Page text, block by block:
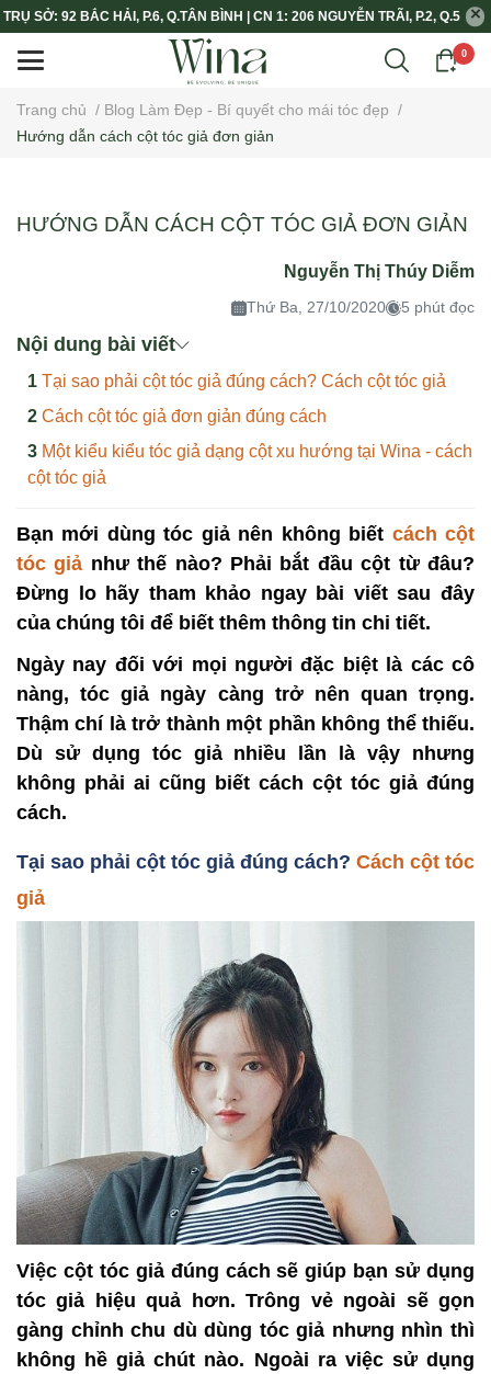
TRỤ SỞ: 92 BẮC HẢI, P.6, Q.TÂN BÌNH | CN 1: 206 NGUYỄN TRÃI, P.2, Q.5
0
Trang chủ / Blog Làm Đẹp - Bí quyết cho mái tóc đẹp /
Hướng dẫn cách cột tóc giả đơn giản
HƯỚNG DẪN CÁCH CỘT TÓC GIẢ ĐƠN GIẢN
Nguyễn Thị Thúy Diễm
Thứ Ba, 27/10/2020 5 phút đọc
Nội dung bài viết
Tại sao phải cột tóc giả đúng cách? Cách cột tóc giả
Cách cột tóc giả đơn giản đúng cách
Một kiểu kiểu tóc giả dạng cột xu hướng tại Wina - cách
cột tóc giả
Bạn mới dùng tóc giả nên không biết cách cột
tóc giả như thế nào? Phải bắt đầu cột từ đâu?
Đừng lo hãy tham khảo ngay bài viết sau đây
của chúng tôi để biết thêm thông tin chi tiết.
Ngày nay đối với mọi người đặc biệt là các cô
nàng, tóc giả ngày càng trở nên quan trọng.
Thậm chí là trở thành một phần không thể thiếu.
Dù sử dụng tóc giả nhiều lần là vậy nhưng
không phải ai cũng biết cách cột tóc giả đúng
cách.
Tại sao phải cột tóc giả đúng cách? Cách cột tóc
giả
Việc cột tóc giả đúng cách sẽ giúp bạn sử dụng
tóc giả hiệu quả hơn. Trông vẻ ngoài sẽ gọn
gàng chỉnh chu dù dùng tóc giả nhưng nhìn thì
không hề giả chút nào. Ngoài ra việc sử dụng